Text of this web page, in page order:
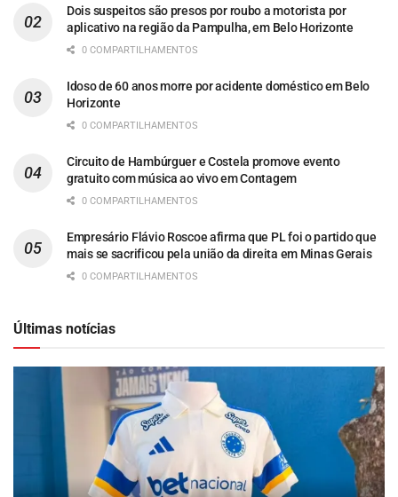
Dois suspeitos são presos por roubo a motorista por
aplicativo na região da Pampulha, em Belo Horizonte
0 COMPARTILHAMENTOS
Idoso de 60 anos morre por acidente doméstico em Belo
Horizonte
0 COMPARTILHAMENTOS
Circuito de Hambúrguer e Costela promove evento
gratuito com música ao vivo em Contagem
0 COMPARTILHAMENTOS
Empresário Flávio Roscoe afirma que PL foi o partido que
mais se sacrificou pela união da direita em Minas Gerais
0 COMPARTILHAMENTOS
Últimas notícias